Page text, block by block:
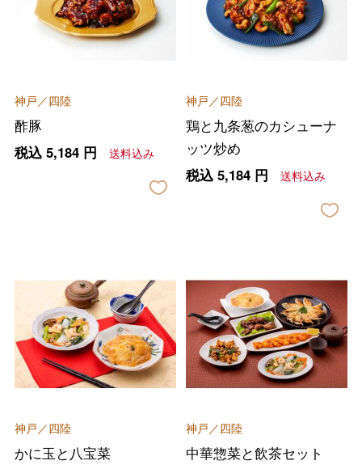
神戸／四陸
酢豚
税込 5,184円 送料込み
神戸／四陸
鶏と九条葱のカシューナ
ッツ炒め
税込 5,184円 送料込み
神戸／四陸
かに玉と八宝菜
神戸／四陸
中華惣菜と飲茶セット